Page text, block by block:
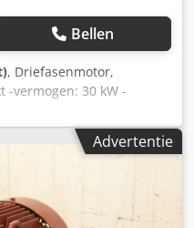
Bellen
, Driefasenmotor,
vermogen: 30 kW -
IP 23 -type: B35 -
-Voorzetstuk: Ø 300 mm
stuk -Afmetingen:
kg Credocuqqtjpfx Am Ejf
Advertentie